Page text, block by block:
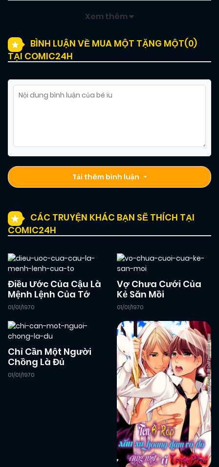
Xem thêm
BÌNH LUẬN VỀ MUA MỘT TẶNG MỘT(0)
TẠI COMIC24H
Tải thêm bình luận
CÁC TRUYỆN KHÁC BẠN SẼ THÍCH TẠI
COMIC24H
Điều Ước Của Cậu Là
Mệnh Lệnh Của Tớ
01/01/1970
Vợ Chưa Cưới Của
Kẻ Săn Mồi
01/01/1970
Chỉ Cần Một Người
Chồng Là Đủ
01/01/1970